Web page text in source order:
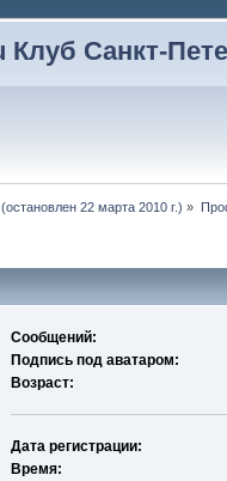
Санкт-
22 марта 2010 г.) »
Сообщений:
Подпись под аватаром:
Возраст:
Дата регистрации:
Время: